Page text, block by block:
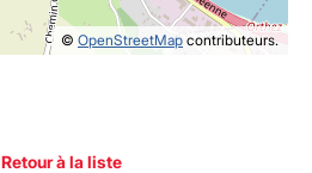
© OpenStreetMap contributeurs.
Retour à la liste